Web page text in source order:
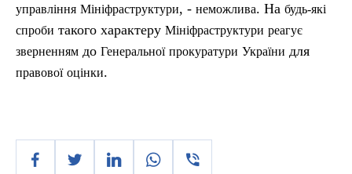
управління Мініфраструктури, - неможлива. На будь-які
спроби такого характеру Мініфраструктури реагує
зверненням до Генеральної прокуратури України для
правової оцінки.